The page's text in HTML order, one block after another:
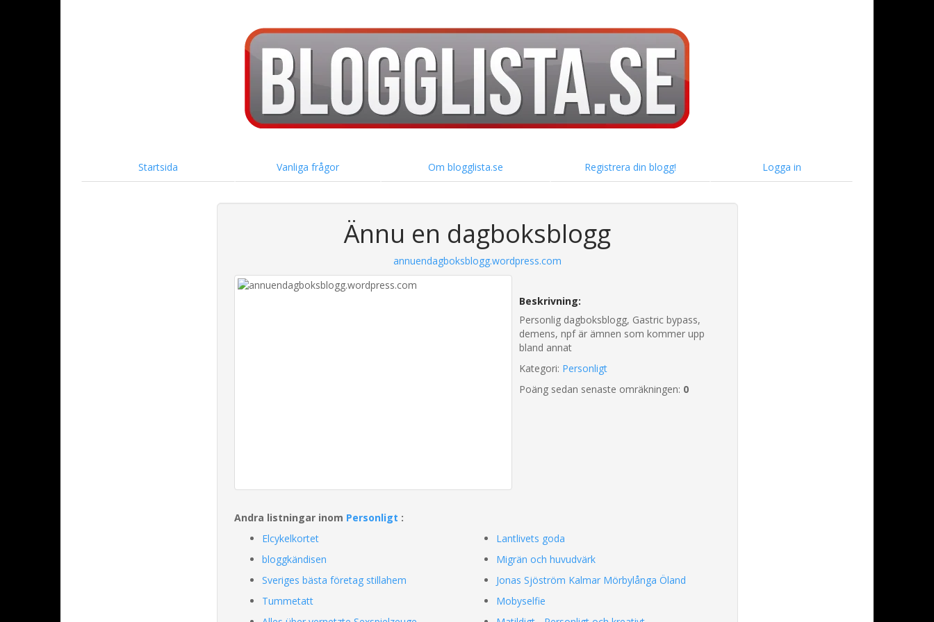
Startsida Vanliga frågor Om blogglista.se Registrera din blogg! Logga in
Ännu en dagboksblogg
annuendagboksblogg.wordpress.com
Beskrivning:
Personlig dagboksblogg, Gastric bypass,
demens, npf är ämnen som kommer upp
bland annat
Kategori: Personligt
Poäng sedan senaste omräkningen: 0
Andra listningar inom Personligt :
Elcykelkortet
bloggkändisen
Sveriges bästa företag stillahem
Tummetatt
Lantlivets goda
Migrän och huvudvärk
Jonas Sjöström Kalmar Mörbylånga Öland
Mobyselfie